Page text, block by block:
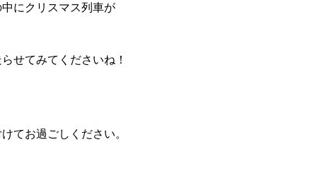
にクリスマス列車が
せてみてくださいね！
てお過ごしください。